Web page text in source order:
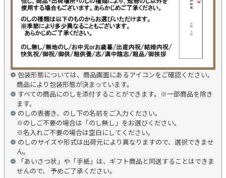
包装形態については、商品画面にあるアイコンをご確認ください。
商品により包装形態が決まっています。
すべての商品にのしを添付することができます。※一部商品を除き
ます。
のしの表書き、のし下の名前をご入力ください。
※のしご不要の場合は「のし無し」をお選びください。
※名入れご不要の場合は空白にしてください。
のしのサイズや形式は出荷元により異なりますので、選択できませ
ん。
「あいさつ状」や「手紙」は、ギフト商品と同送することはできま
せんので、 予めご了承ください。